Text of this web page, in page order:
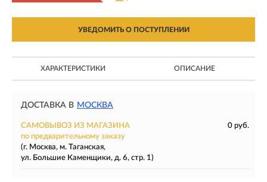
УВЕДОМИТЬ О ПОСТУПЛЕНИИ
ХАРАКТЕРИСТИКИ ОПИСАНИЕ
ДОСТАВКА В МОСКВА
САМОВЫВОЗ ИЗ МАГАЗИНА
0 руб.
по предварительному заказу
(г. Москва, м. Таганская,
ул. Большие Каменщики, д. 6, стр. 1)